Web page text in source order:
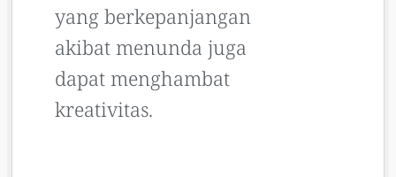
yang berkepanjangan
akibat menunda juga
dapat menghambat
kreativitas.